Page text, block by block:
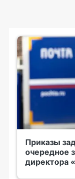
Приказы
очередное
директора